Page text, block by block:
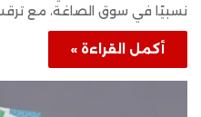
نسبيًا في سوق الصاغة، مع
أكمل القراءة »